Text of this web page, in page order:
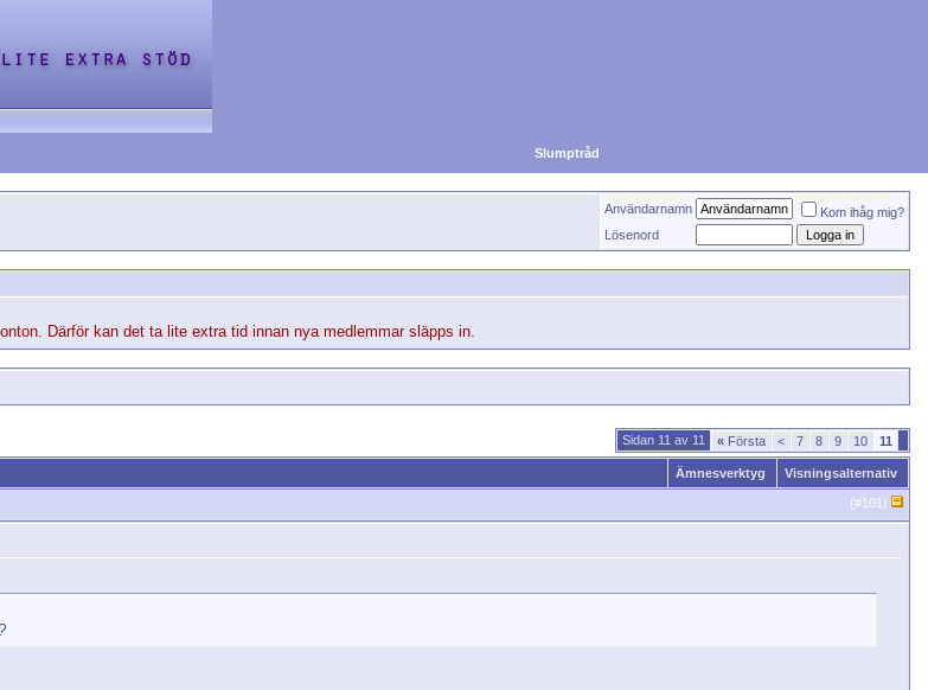
Slumptråd
Användarnamn
Kom ihåg mig?
Lösenord
Därför kan det ta lite extra tid innan nya medlemmar släpps in.
Sidan 11 av 11 « Första < 7 8 9 10 11
Ämnesverktyg Visningsalternativ
(#101)